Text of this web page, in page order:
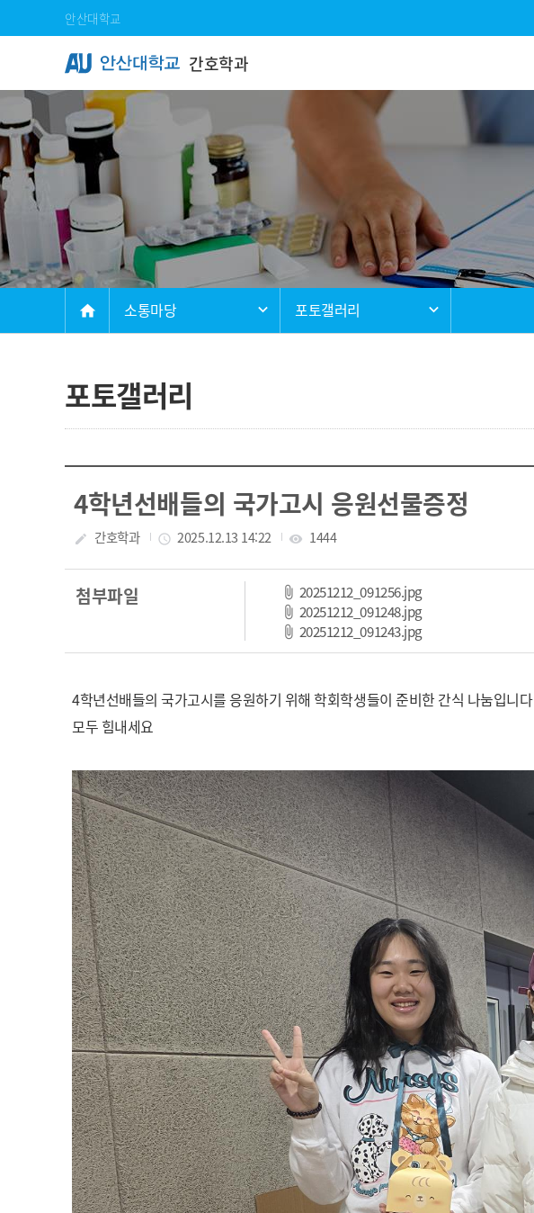
Skip Menu
안산대학교
간호학과
home 소통마당 포토갤러리
포토갤러리
4학년선배들의 국가고시 응원선물증정
작성자
create 간호학과 작성일
access_time 2025.12.13 14:22 조회수
visibility 1444
첨부파일 20251212_091256.jpg파일 다운로드
20251212_091248.jpg파일 다운로드
20251212_091243.jpg파일 다운로드
4학년선배들의 국가고시를 응원하기 위해 학회학생들이 준비한 간식 나눔입니다
모두 힘내세요